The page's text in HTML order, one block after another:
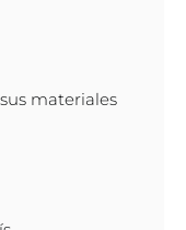
materiales